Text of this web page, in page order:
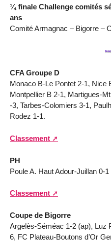
¼ finale Challenge comités
ans
Comité Armagnac – Bigorre –
CFA Groupe D
Monaco B-Le Pontet 2-1, Nice
Montpellier B 2-1, Martigues-
-3, Tarbes-Colomiers 3-1,
Rodez 1-1.
Classement
PH
Poule A. Haut Adour-Juillan 0-1
Classement
Coupe de Bigorre
Argelès-Séméac 1-2 (ap), Luz
6, FC Plateau-Boutons d’Or